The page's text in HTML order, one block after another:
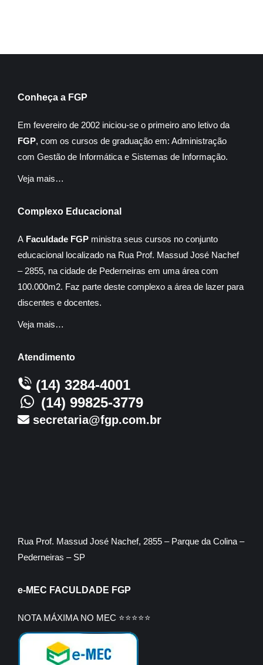
Conheça a FGP
Em fevereiro de 2002 iniciou-se o primeiro ano letivo da
FGP, com os cursos de graduação em: Administração
com Gestão de Informática e Sistemas de Informação.
Veja mais…
Complexo Educacional
A Faculdade FGP ministra seus cursos no conjunto
educacional localizado na Rua Prof. Massud José Nachef
– 2855, na cidade de Pederneiras em uma área com
100.000m2. Faz parte deste complexo a área de lazer para
discentes e docentes.
Veja mais…
Atendimento
(14) 3284-4001
(14) 99825-3779
secretaria@fgp.com.br
Rua Prof. Massud José Nachef, 2855 – Parque da Colina –
Pederneiras – SP
e-MEC FACULDADE FGP
NOTA MÁXIMA NO MEC ⭐⭐⭐⭐⭐